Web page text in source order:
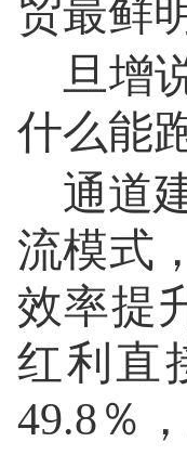
贸最鲜
旦增
什么能
通道
流模式
效率提
红利直
49.8％